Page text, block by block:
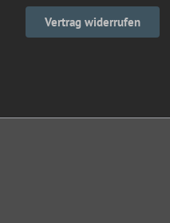
Vertrag widerrufen